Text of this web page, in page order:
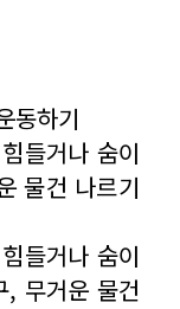
동하기
들거나 숨이
물건 나르기
들거나 숨이
무거운 물건